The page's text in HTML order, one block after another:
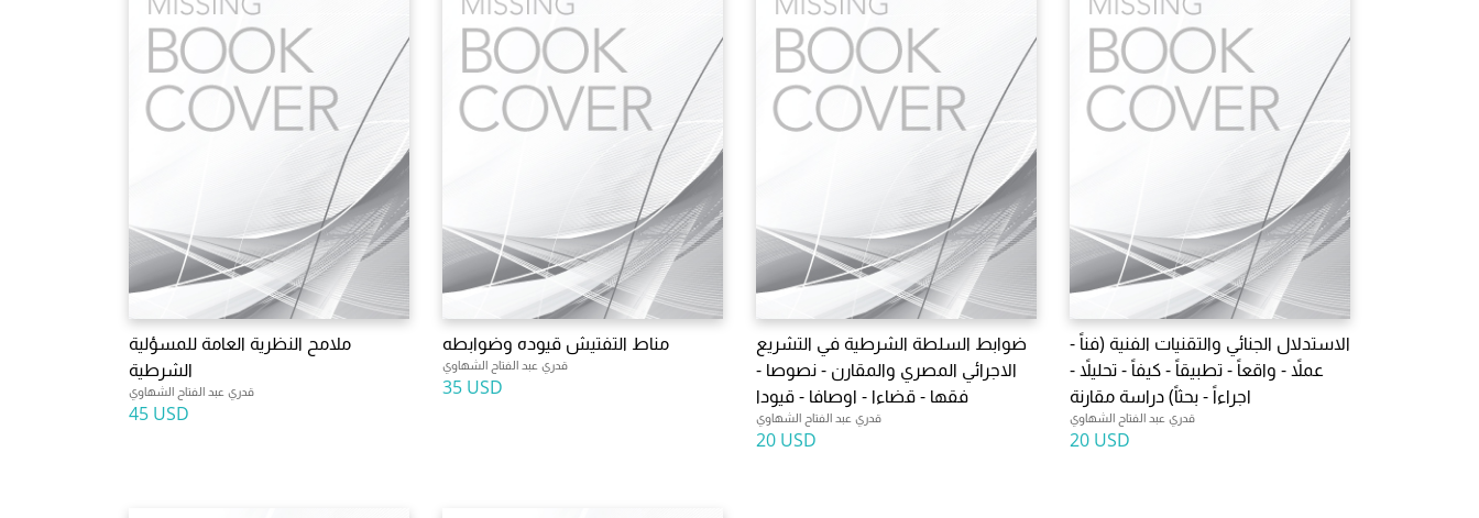
ملامح النظرية العامة للمسؤلية
الشرطية
قدري عبد الفتاح الشهاوي
45 USD
مناط التفتيش قيوده وضوابطه
قدري عبد الفتاح الشهاوي
35 USD
ضوابط السلطة الشرطية في التشريع
الاجرائي المصري والمقارن - نصوصا -
فقها - قضاءا - اوصافا - قيودا
قدري عبد الفتاح الشهاوي
20 USD
الاستدلال الجنائي والتقنيات الفنية (فناً -
عملاً - واقعاً - تطبيقاً - كيفاً - تحليلاً -
اجراءاً - بحثاً) دراسة مقارنة
قدري عبد الفتاح الشهاوي
20 USD